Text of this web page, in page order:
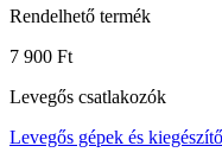
Rendelhető termék
7 900 Ft
Levegős csatlakozók
Levegős gépek és